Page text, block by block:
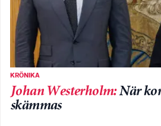
KRÖNIKA
Johan Westerholm:När
skämmas